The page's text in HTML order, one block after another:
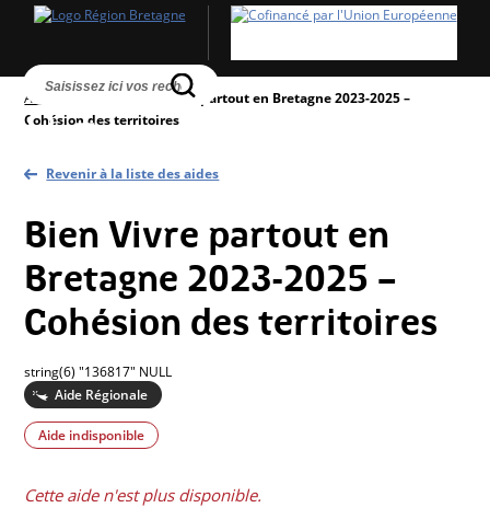
Accueil
Bien Vivre partout en Bretagne 2023-2025 –
Cohésion des territoires
Revenir à la liste des aides
Bien Vivre partout en
Bretagne 2023-2025 –
Cohésion des territoires
string(6) "136817" NULL
Aide Régionale
Aide indisponible
Cette aide n'est plus disponible.